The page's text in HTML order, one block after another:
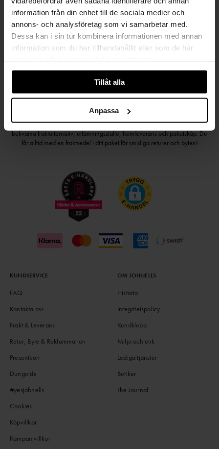
information från din enhet till de sociala medier och
annons- och analysföretag som vi samarbetar med.
Dessa kan i sin tur kombinera informationen med annan
information som du har tillhandahållit eller som de har
Tillåt alla
Anpassa
Håll dig uppdaterad
PRENUMERERA PÅ VÅRT NYHETSBREV
Kvinna Man
HANDLA TRYGGT OCH SMIDIGT
Välj det betalsätt som passar dig med Klarna. Vi på Johnells erbjuder flera
bekväma fraktalternativ; utlämningsställe, hemleverans och paketskåp. Du
får alltid med en fraktsedel i ditt paket för smidiga returer och byten!
KUNDSERVICE
FAQ
Kontakta oss
Frakt & Leverans
Retur, Byte & Reklammation
Presentkort
Dunguide
#yesjohnells
Cookies
Köpvillkor
Kampanjvillkor
OM JOHNELLS
Historia
Integritetspolicy
Kundklubb
Miljö och etik
Lediga tjänster
Butiker
The Journal